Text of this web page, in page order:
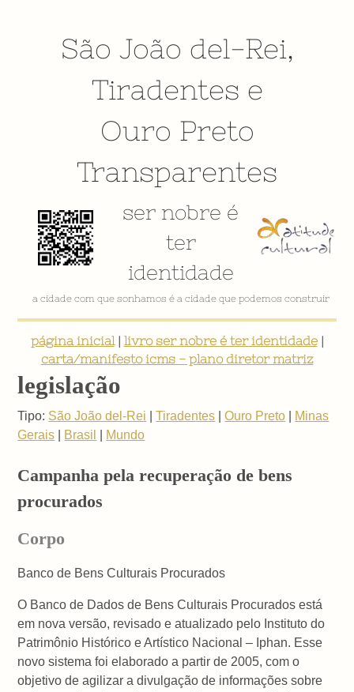
São João del-Rei,
Tiradentes e
Ouro Preto
Transparentes
ser nobre é
ter
identidade
a cidade com que sonhamos é a cidade que podemos construir
página inicial| livro ser nobre é ter identidade|
carta/manifesto icms - plano diretor matriz
legislação
Tipo: São João del-Rei |Tiradentes |Ouro Preto
Minas
Gerais
Brasil Mundo
Campanha pela recuperação de bens
procurados
Corpo
Banco de Bens Culturais Procurados
O Banco de Dados de Bens Culturais Procurados está
em nova versão, revisado e atualizado pelo Instituto do
Patrimônio Histórico e Artístico Nacional – Iphan. Esse
novo sistema foi elaborado a partir de 2005, com o
objetivo de agilizar a divulgação de informações sobre